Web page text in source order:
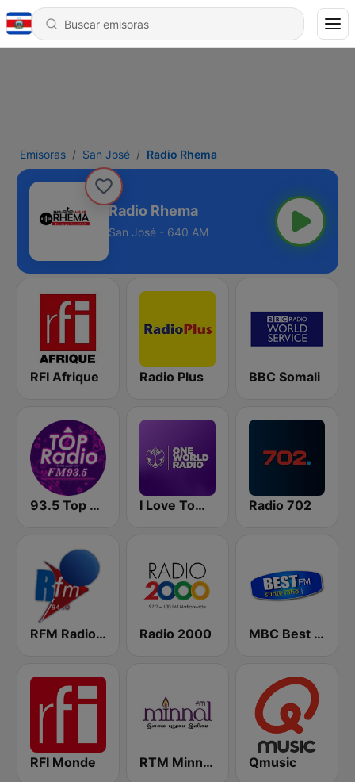
Emisoras San José Radio Rhema
Radio Rhema
San José - 640 AM
RFI Afrique Radio Plus BBC Somali
93.5 Top Radio FM I Love Tomorrowland One World Radio Radio 702
RFM Radio Futurs Medias 94.0 FM Radio 2000 MBC Best FM
RFI Monde RTM Minnal FM Qmusic